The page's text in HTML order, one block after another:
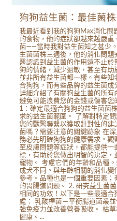
狗狗益生菌：最佳菌
我最近看到我的狗狗Max消化問
的食物，他的症狀卻越來越嚴
菌——當時我對益生菌知之甚少
生菌菌株三週後，他的消化問
醫認識到益生菌的作用遠不止
狗的情緒，減少過敏，甚至有助
並非所有益生菌都一樣。有些
合狗狗，而有些品牌的益生菌
詳細介紹了有關狗益生菌的所
避免可能浪費您的金錢或傷害
1：確定最適合狗狗的益生菌菌
求的益生菌範圍。 了解對特定
您的獸醫聯繫以獲取針對性的建
菌嗎？需要注意的關鍵跡象 在
務必先明確狗狗的健康需求。
至皮膚問題等症狀，都能提供
標，有助於您做出明智的決定
寵物。 考慮它們的年齡和品種
成犬不同。與年齡相關的消化
參考。品種也是一個重要因素
的胃腸道問題。 2. 研究益生菌
相同的功效！以下是一些最適合
處： 乳酸桿菌－平衡腸道菌叢
強免疫力並改善營養吸收。 枯
健康。...